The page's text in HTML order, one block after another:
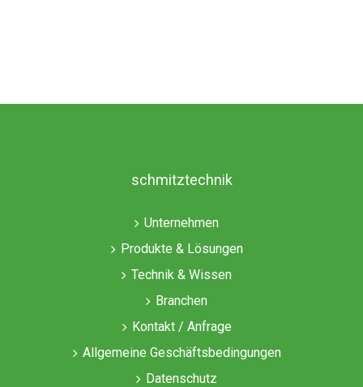
schmitztechnik
Unternehmen
Produkte & Lösungen
Technik & Wissen
Branchen
Kontakt / Anfrage
Allgemeine Geschäftsbedingungen
Datenschutz